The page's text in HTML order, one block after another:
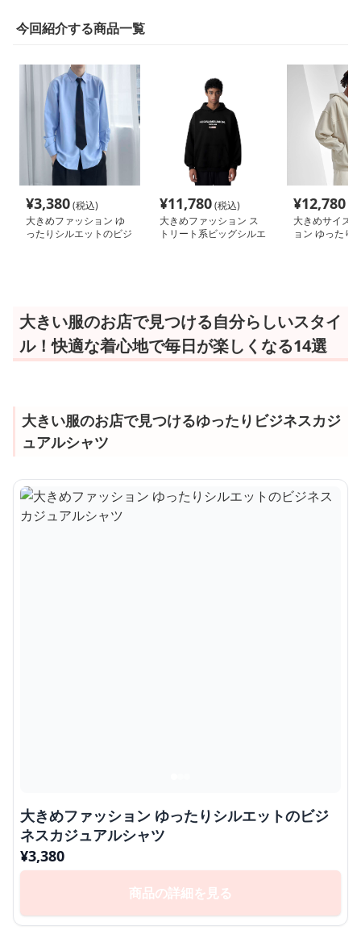
今回紹介する商品一覧
¥3,380(税込)
大きめファッション ゆ
ったりシルエットのビジ
¥11,780(税込)
大きめファッション ス
トリート系ビッグシルエ
¥12,780
大きめサイズ
ョン ゆったり
大きい服のお店で見つける自分らしいスタイ
ル！快適な着心地で毎日が楽しくなる14選
大きい服のお店で見つけるゆったりビジネスカジ
ュアルシャツ
大きめファッション ゆったりシルエットのビジ
ネスカジュアルシャツ
¥3,380
商品の詳細を見る